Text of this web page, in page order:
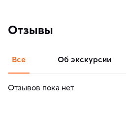
Отзывы
Все об экскурсии
Отзывов пока нет